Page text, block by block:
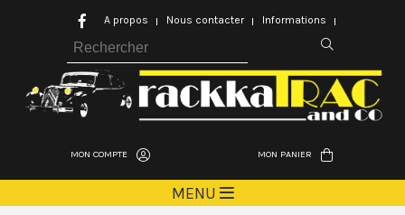
MON COMPTE MON PANIER
MENU
A propos Nous contacter Informations